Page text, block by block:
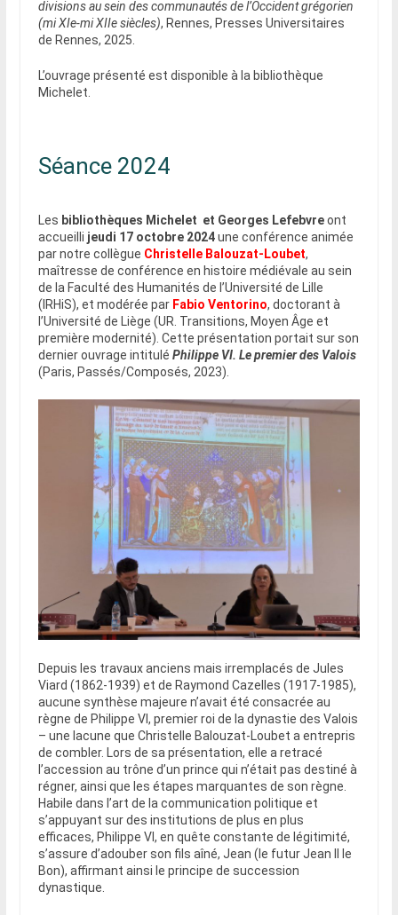
divisions au sein des communautés de l’Occident grégorien
(mi XIe-mi XIIe siècles), Rennes, Presses Universitaires
de Rennes, 2025.
L’ouvrage présenté est disponible à la bibliothèque
Michelet.
Séance 2024
Les bibliothèques Michelet et Georges Lefebvreont
accueilli jeudi 17 octobre 2024une conférence animée
par notre collègue Christelle Balouzat-Loubet,
maîtresse de conférence en histoire médiévale au sein
de la Faculté des Humanités de l’Université de Lille
(IRHiS), et modérée par Fabio Ventorino, doctorant à
l’Université de Liège (UR. Transitions, Moyen Âge et
première modernité). Cette présentation portait sur son
dernier ouvrage intitulé Philippe VI. Le premier des Valois
(Paris, Passés/Composés, 2023).
Depuis les travaux anciens mais irremplacés de Jules
Viard (1862-1939) et de Raymond Cazelles (1917-1985),
aucune synthèse majeure n’avait été consacrée au
règne de Philippe VI, premier roi de la dynastie des Valois
– une lacune que Christelle Balouzat-Loubet a entrepris
de combler. Lors de sa présentation, elle a retracé
l’accession au trône d’un prince qui n’était pas destiné à
régner, ainsi que les étapes marquantes de son règne.
Habile dans l’art de la communication politique et
s’appuyant sur des institutions de plus en plus
efficaces, Philippe VI, en quête constante de légitimité,
s’assure d’adouber son fils aîné, Jean (le futur Jean II le
Bon), affirmant ainsi le principe de succession
dynastique.